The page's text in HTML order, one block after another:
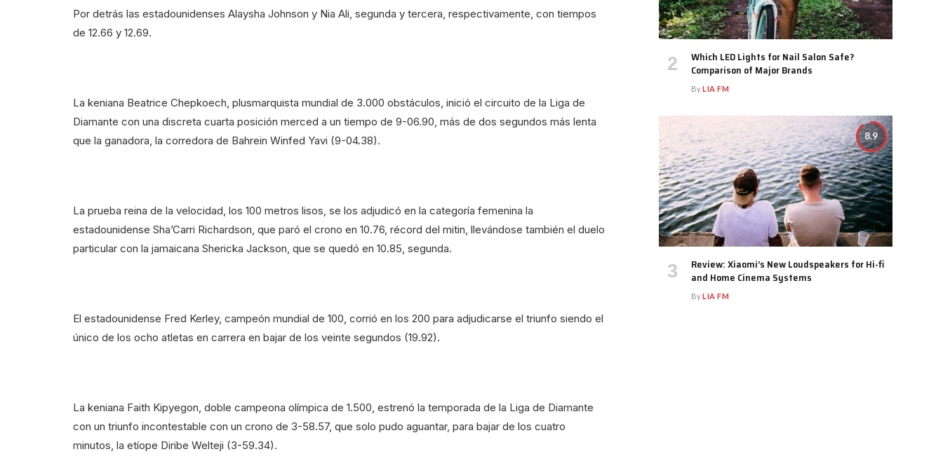
Por detrás las estadounidenses Alaysha Johnson y Nia Ali, segunda y tercera, respectivamente, con tiempos
de 12.66 y 12.69.
La keniana Beatrice Chepkoech, plusmarquista mundial de 3.000 obstáculos, inició el circuito de la Liga de
Diamante con una discreta cuarta posición merced a un tiempo de 9-06.90, más de dos segundos más lenta
que la ganadora, la corredora de Bahrein Winfed Yavi (9-04.38).
La prueba reina de la velocidad, los 100 metros lisos, se los adjudicó en la categoría femenina la
estadounidense Sha’Carri Richardson, que paró el crono en 10.76, récord del mitin, llevándose también el duelo
particular con la jamaicana Shericka Jackson, que se quedó en 10.85, segunda.
El estadounidense Fred Kerley, campeón mundial de 100, corrió en los 200 para adjudicarse el triunfo siendo el
único de los ocho atletas en carrera en bajar de los veinte segundos (19.92).
La keniana Faith Kipyegon, doble campeona olímpica de 1.500, estrenó la temporada de la Liga de Diamante
con un triunfo incontestable con un crono de 3-58.57, que solo pudo aguantar, para bajar de los cuatro
minutos, la etíope Diribe Welteji (3-59.34).
Which LED Lights for Nail Salon Safe?
Comparison of Major Brands
ByLIA FM
8.9
Review: Xiaomi’s New Loudspeakers for Hi-fi
and Home Cinema Systems
ByLIA FM